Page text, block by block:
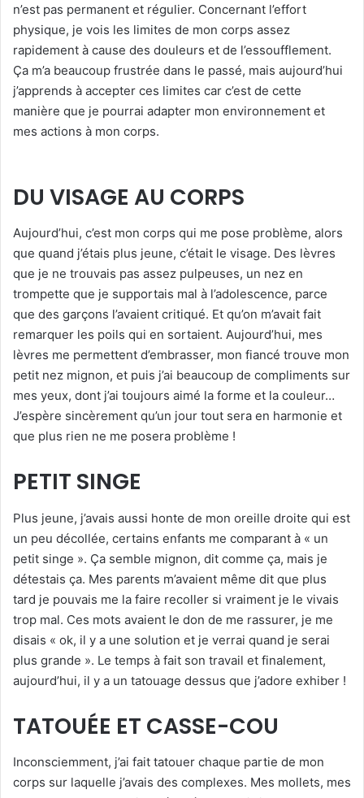
n’est pas permanent et régulier. Concernant l’effort
physique, je vois les limites de mon corps assez
rapidement à cause des douleurs et de l’essoufflement.
Ça m’a beaucoup frustrée dans le passé, mais aujourd’hui
j’apprends à accepter ces limites car c’est de cette
manière que je pourrai adapter mon environnement et
mes actions à mon corps.
DU VISAGE AU CORPS
Aujourd’hui, c’est mon corps qui me pose problème, alors
que quand j’étais plus jeune, c’était le visage. Des lèvres
que je ne trouvais pas assez pulpeuses, un nez en
trompette que je supportais mal à l’adolescence, parce
que des garçons l’avaient critiqué. Et qu’on m’avait fait
remarquer les poils qui en sortaient. Aujourd’hui, mes
lèvres me permettent d’embrasser, mon fiancé trouve mon
petit nez mignon, et puis j’ai beaucoup de compliments sur
mes yeux, dont j’ai toujours aimé la forme et la couleur…
J’espère sincèrement qu’un jour tout sera en harmonie et
que plus rien ne me posera problème !
PETIT SINGE
Plus jeune, j’avais aussi honte de mon oreille droite qui est
un peu décollée, certains enfants me comparant à « un
petit singe ». Ça semble mignon, dit comme ça, mais je
détestais ça. Mes parents m’avaient même dit que plus
tard je pouvais me la faire recoller si vraiment je le vivais
trop mal. Ces mots avaient le don de me rassurer, je me
disais « ok, il y a une solution et je verrai quand je serai
plus grande ». Le temps à fait son travail et finalement,
aujourd’hui, il y a un tatouage dessus que j’adore exhiber !
TATOUÉE ET CASSE-COU
Inconsciemment, j’ai fait tatouer chaque partie de mon
corps sur laquelle j’avais des complexes. Mes mollets, mes